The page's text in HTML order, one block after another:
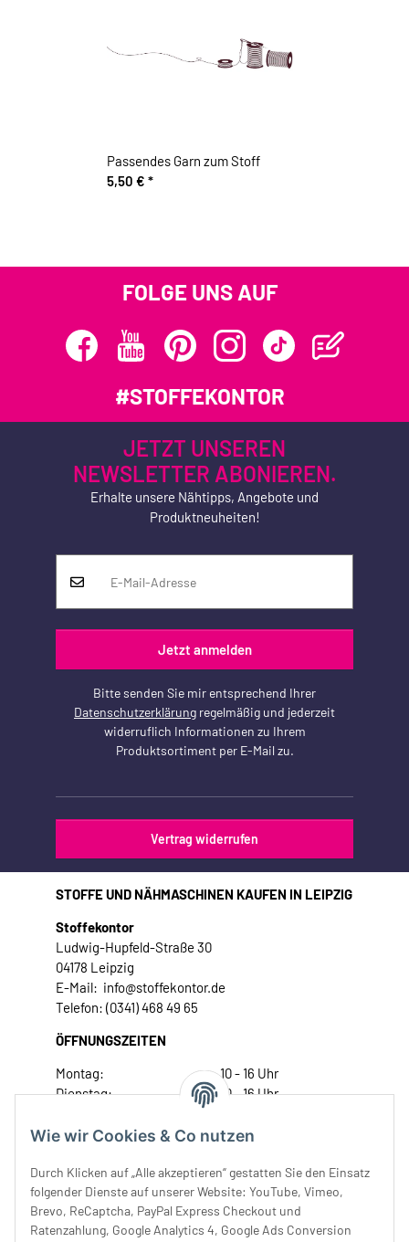
Wie wir Cookies & Co nutzen
Durch Klicken auf „Alle akzeptieren“ gestatten Sie den Einsatz
folgender Dienste auf unserer Website: YouTube, Vimeo,
Brevo, ReCaptcha, PayPal Express Checkout und
Ratenzahlung, Google Analytics 4, Google Ads Conversion
Passendes Garn zum Stoff
5,50 € *
FOLGE UNS AUF
#STOFFEKONTOR
JETZT UNSEREN
NEWSLETTER ABONIEREN.
Erhalte unsere Nähtipps, Angebote und
Produktneuheiten!
Jetzt anmelden
Bitte senden Sie mir entsprechend Ihrer
Datenschutzerklärung regelmäßig und jederzeit
widerruflich Informationen zu Ihrem
Produktsortiment per E-Mail zu.
Vertrag widerrufen
STOFFE UND NÄHMASCHINEN KAUFEN IN LEIPZIG
Stoffekontor
Ludwig-Hupfeld-Straße 30
04178 Leipzig
E-Mail: info@stoffekontor.de
Telefon: (0341) 468 49 65
ÖFFNUNGSZEITEN
Montag:
10 - 16 Uhr
Dienstag:
10 - 16 Uhr
Donnerstag:
10 - 18 Uhr
Samstag:
10 - 14 Uhr
Unser Service